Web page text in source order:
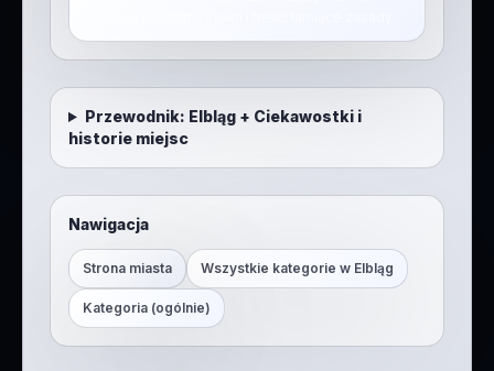
Przewodnik: Elbląg+ Ciekawostki i
historie miejsc
Nawigacja
Strona miasta Wszystkie kategorie w Elbląg
Kategoria (ogólnie)